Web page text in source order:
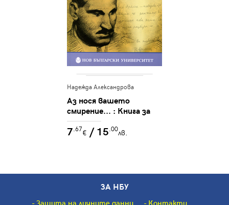
Надежда Александрова
Аз нося вашето
смирение... : Книга за
Николай Лилиев
7 .67€ / 15 .00лв.
ЗА НБУ
Защита на личните данни Контакти